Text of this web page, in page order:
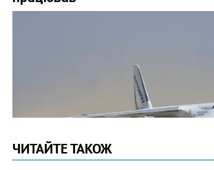
ЧИТАЙТЕ ТАКОЖ